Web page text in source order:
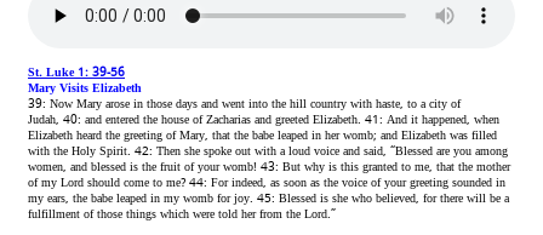
St. Luke 1: 39-56
Mary Visits Elizabeth
39: Now Mary arose in those days and went into the hill country with haste, to a city of
Judah, 40: and entered the house of Zacharias and greeted Elizabeth. 41: And it happened, when
Elizabeth heard the greeting of Mary, that the babe leaped in her womb; and Elizabeth was filled
with the Holy Spirit. 42: Then she spoke out with a loud voice and said, “Blessed are you among
women, and blessed is the fruit of your womb! 43: But why is this granted to me, that the mother
of my Lord should come to me? 44: For indeed, as soon as the voice of your greeting sounded in
my ears, the babe leaped in my womb for joy. 45: Blessed is she who believed, for there will be a
fulfillment of those things which were told her from the Lord.”